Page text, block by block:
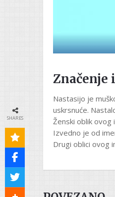
Značenje
Nastasijo je
uskrsnuće.
Ženski oblik ovog
Izvedno je od
Drugi oblici ovog
SHARES